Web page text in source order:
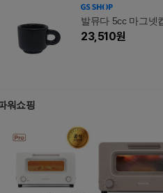
발뮤다 5cc 마그넷
23,510원
워쇼핑